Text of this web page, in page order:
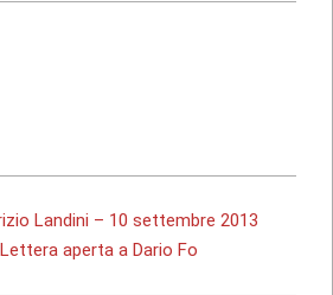
Landini – 10 settembre 2013
aperta a Dario Fo